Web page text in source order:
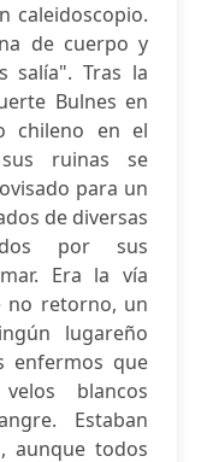
caleidoscopio.
de cuerpo y
salía". Tras la
Bulnes en
chileno en el
ruinas se
para un
de diversas
por sus
Era la vía
no retorno, un
lugareño
enfermos que
blancos
Estaban
aunque todos